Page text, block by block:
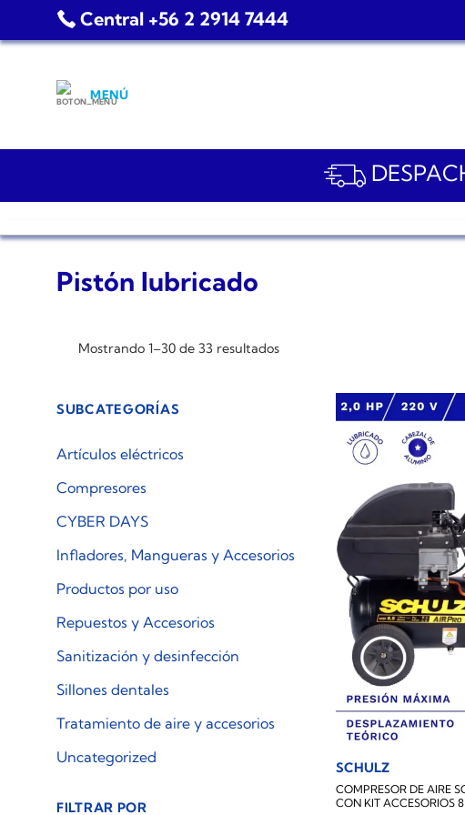
Central +56 2 2914 7444
MENÚ
Pistón lubricado
Mostrando 1–30 de 33 resultados
SUBCATEGORÍAS
Artículos eléctricos
Compresores
CYBER DAYS
Infladores, Mangueras y Accesorios
Productos por uso
Repuestos y Accesorios
Sanitización y desinfección
Sillones dentales
Tratamiento de aire y accesorios
Uncategorized
FILTRAR POR
SCHULZ
COMPRESOR DE AIRE
CON KIT ACCESORIOS